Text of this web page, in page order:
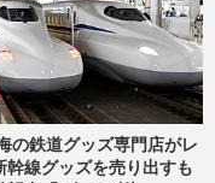
の鉄道グッズ専門店がレ
幹線グッズを売り出すも